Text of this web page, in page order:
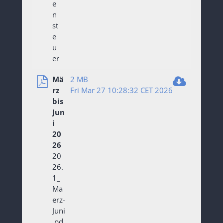
e
n
st
e
u
er
Mä
rz
bis
Jun
i
20
26
20
26.
1_
Ma
erz-
Juni
2 MB
Fri Mar 27 10:28:32 CET 2026